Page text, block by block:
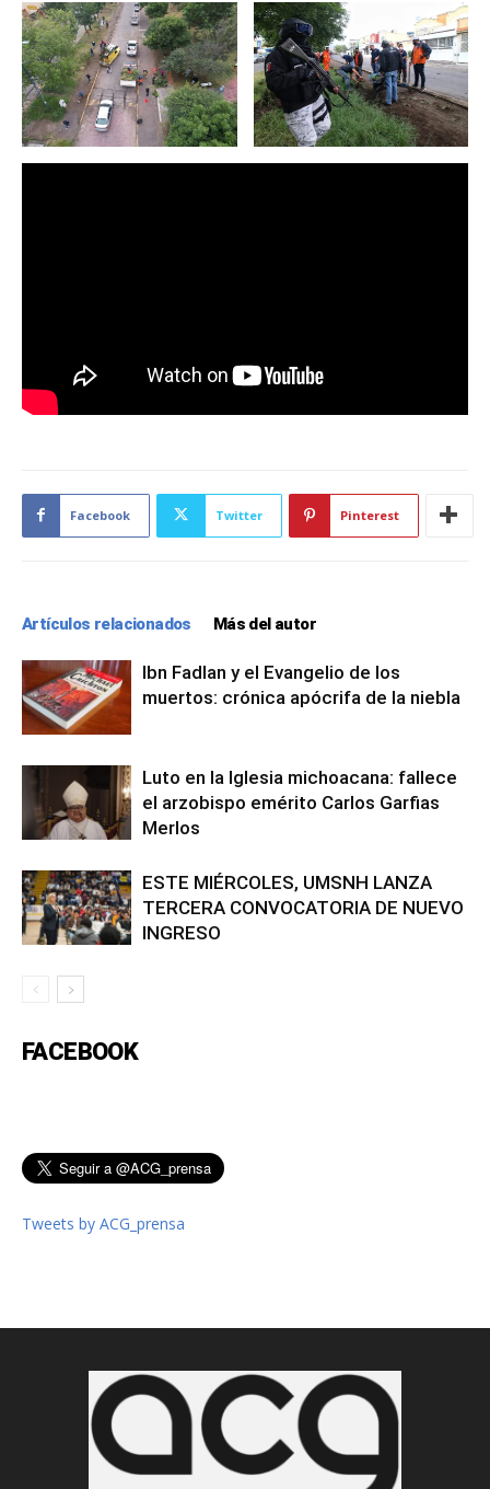
Facebook Twitter Pinterest
Artículos relacionados Más del autor
Ibn Fadlan y el Evangelio de los
muertos: crónica apócrifa de la niebla
Luto en la Iglesia michoacana: fallece
el arzobispo emérito Carlos Garfias
Merlos
ESTE MIÉRCOLES, UMSNH LANZA
TERCERA CONVOCATORIA DE NUEVO
INGRESO
FACEBOOK
Tweets by ACG_prensa